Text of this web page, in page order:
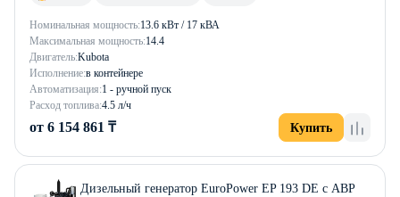
Номинальная мощность:13.6 кВт / 17 кВА
Максимальная мощность:14.4
Двигатель:Kubota
Исполнение:в контейнере
Автоматизация:1 - ручной пуск
Расход топлива:4.5 л/ч
от 6 154 861 ₸ Купить
Дизельный генератор EuroPower EP 193 DE с АВР